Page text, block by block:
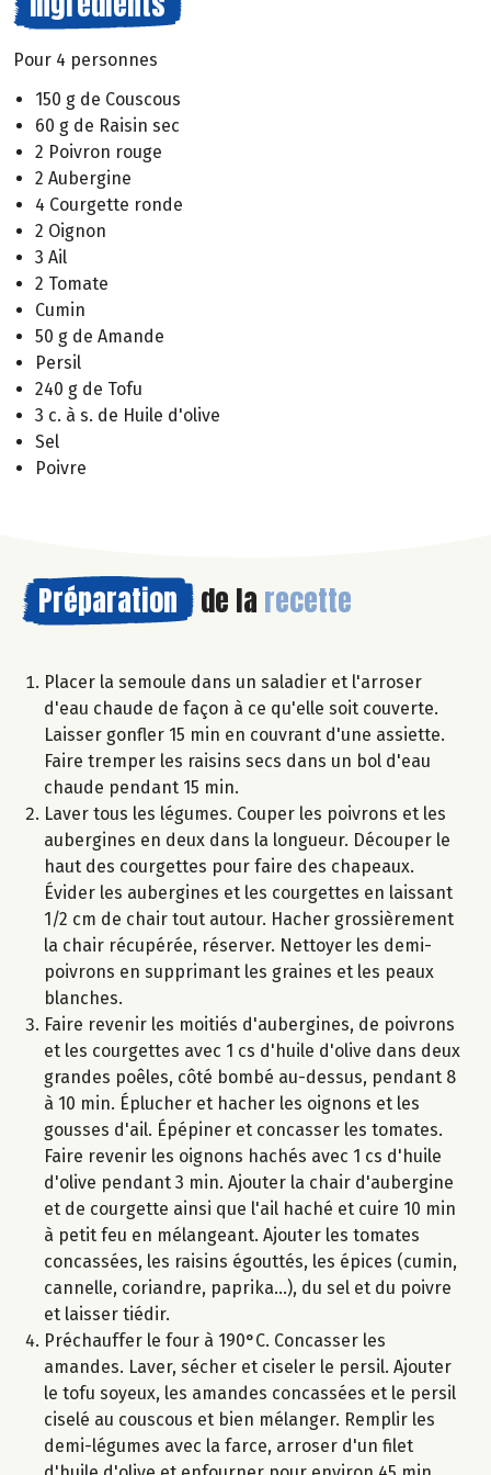
Pour 4 personnes
150 g de Couscous
60 g de Raisin sec
2 Poivron rouge
2 Aubergine
4 Courgette ronde
2 Oignon
3 Ail
2 Tomate
Cumin
50 g de Amande
Persil
240 g de Tofu
3 c. à s. de Huile d'olive
Sel
Poivre
Préparation de la recette
Placer la semoule dans un saladier et l'arroser
d'eau chaude de façon à ce qu'elle soit couverte.
Laisser gonfler 15 min en couvrant d'une assiette.
Faire tremper les raisins secs dans un bol d'eau
chaude pendant 15 min.
Laver tous les légumes. Couper les poivrons et les
aubergines en deux dans la longueur. Découper le
haut des courgettes pour faire des chapeaux.
Évider les aubergines et les courgettes en laissant
1/2 cm de chair tout autour. Hacher grossièrement
la chair récupérée, réserver. Nettoyer les demi-
poivrons en supprimant les graines et les peaux
blanches.
Faire revenir les moitiés d'aubergines, de poivrons
et les courgettes avec 1 cs d'huile d'olive dans deux
grandes poêles, côté bombé au-dessus, pendant 8
à 10 min. Éplucher et hacher les oignons et les
gousses d'ail. Épépiner et concasser les tomates.
Faire revenir les oignons hachés avec 1 cs d'huile
d'olive pendant 3 min. Ajouter la chair d'aubergine
et de courgette ainsi que l'ail haché et cuire 10 min
à petit feu en mélangeant. Ajouter les tomates
concassées, les raisins égouttés, les épices (cumin,
cannelle, coriandre, paprika...), du sel et du poivre
et laisser tiédir.
Préchauffer le four à 190°C. Concasser les
amandes. Laver, sécher et ciseler le persil. Ajouter
le tofu soyeux, les amandes concassées et le persil
ciselé au couscous et bien mélanger. Remplir les
demi-légumes avec la farce, arroser d'un filet